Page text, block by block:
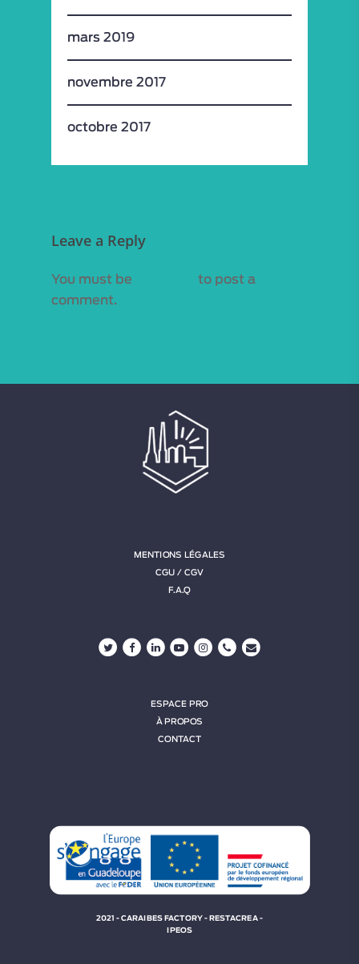
mars 2019
novembre 2017
octobre 2017
Leave a Reply
You must be
to post a
comment.
MENTIONS LÉGALES
CGU / CGV
F.A.Q
ESPACE PRO
À PROPOS
CONTACT
2021 - CARAIBES FACTORY - RESTACREA -
IPEOS